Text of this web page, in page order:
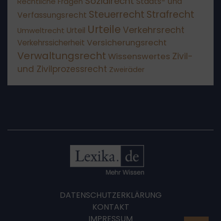
Verfassungsrecht Steuerrecht Strafrecht
Umweltrecht Urteil Urteile Verkehrsrecht
Verkehrssicherheit Versicherungsrecht
Verwaltungsrecht Wissenswertes Zivil-
und Zivilprozessrecht Zweiräder
DATENSCHUTZERKLÄRUNG
KONTAKT
IMPRESSUM